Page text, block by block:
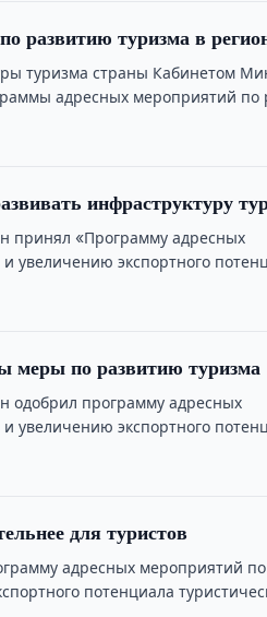
развитию туризма в
туризма страны Кабинетом
адресных мероприятий по
инфраструктуру
принял «Программу адресных
увеличению экспортного
меры по развитию туризма
одобрил программу адресных
увеличению экспортного
для туристов
адресных мероприятий по
потенциала